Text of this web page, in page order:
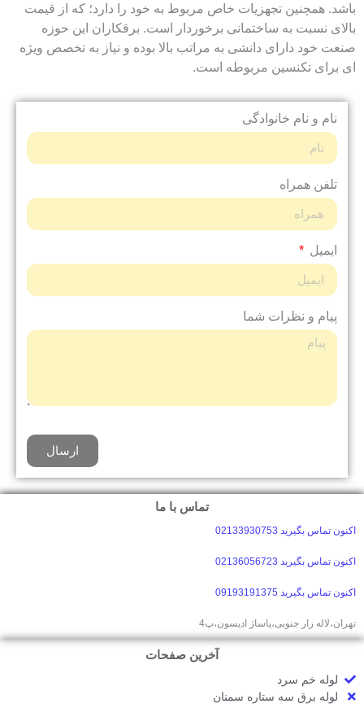
باشد. همچنین تجهزیات خاص مربوط به خود را دارد؛ که از قیمت
بالای نسبت به ساختمانی برخوردار است. برقکاران این حوزه
صنعت خود دارای دانشی به مراتب بالا بوده و نیاز به تخصص ویژه
ای برای تکنسین مربوطه است.
نام و نام خانوادگی
تلفن همراه
ایمیل
پیام و نظرات شما
ارسال
تماس با ما
اکنون تماس بگیرید 02133930753
اکنون تماس بگیرید 02136056723
اکنون تماس بگیرید 09193191375
تهران،لاله زار جنوبی،پاساژ ادیسون،پ4
آخرین صفحات
لوله خم سرد
لوله برق سه ستاره سمنان